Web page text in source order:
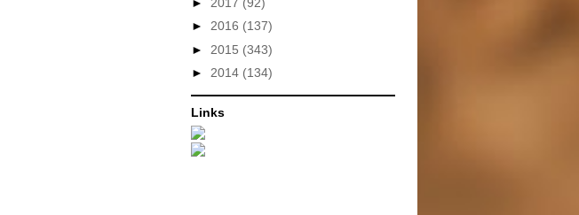
► 2016 (137)
► 2015 (343)
► 2014 (134)
Links